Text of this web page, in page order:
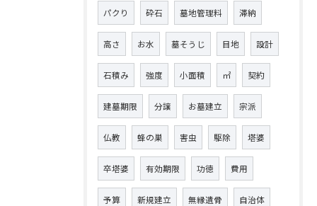
パクり 砕石 墓地管理料 滞納
高さ お水 墓そうじ 目地 設計
石積み 強度 小面積 ㎡ 契約
建墓期限 分譲 お墓建立 宗派
仏教 蜂の巣 害虫 駆除 塔婆
卒塔婆 有効期限 功徳 費用
予算 新規建立 無縁遺骨 自治体